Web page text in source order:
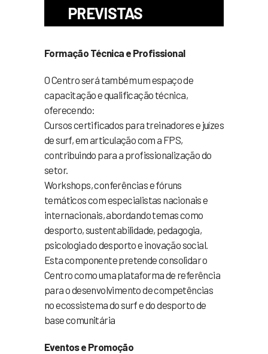
PREVISTAS
Formação Técnica e Profissional
O Centro será também um espaço de
capacitação e qualificação técnica,
oferecendo:
Cursos certificados para treinadores e juízes
de surf, em articulação com a FPS,
contribuindo para a profissionalização do
setor.
Workshops, conferências e fóruns
temáticos com especialistas nacionais e
internacionais, abordando temas como
desporto, sustentabilidade, pedagogia,
psicologia do desporto e inovação social.
Esta componente pretende consolidar o
Centro como uma plataforma de referência
para o desenvolvimento de competências
no ecossistema do surf e do desporto de
base comunitária
Eventos e Promoção